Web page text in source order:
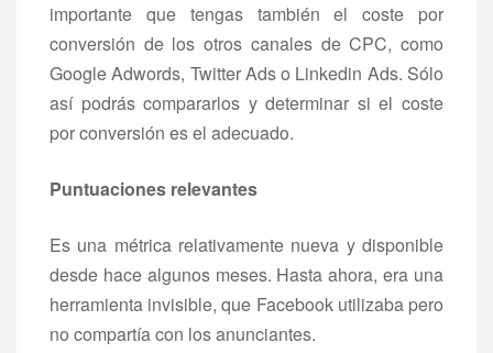
importante que tengas también el coste por
conversión de los otros canales de CPC, como
Google Adwords, Twitter Ads o Linkedin Ads. Sólo
así podrás compararlos y determinar si el coste
por conversión es el adecuado.
Puntuaciones relevantes
Es una métrica relativamente nueva y disponible
desde hace algunos meses. Hasta ahora, era una
herramienta invisible, que Facebook utilizaba pero
no compartía con los anunciantes.